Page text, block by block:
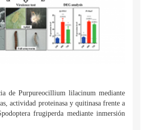
de Purpureocillium lilacinum mediante
actividad proteinasa y quitinasa frente a
frugiperda mediante inmersión